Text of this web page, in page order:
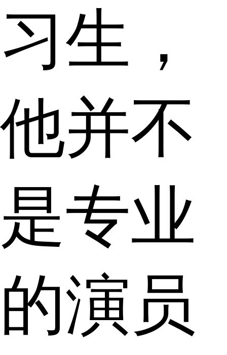
习生，
他并不
是专业
的演员